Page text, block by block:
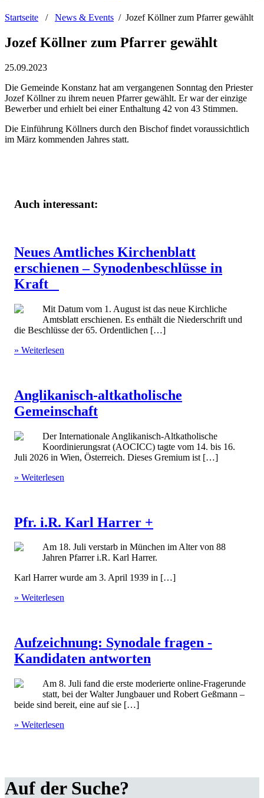
Startseite / News & Events / Jozef Köllner zum Pfarrer gewählt
Jozef Köllner zum Pfarrer gewählt
25.09.2023
Die Gemeinde Konstanz hat am vergangenen Sonntag den Priester
Jozef Köllner zu ihrem neuen Pfarrer gewählt. Er war der einzige
Bewerber und erhielt bei einer Enthaltung 42 von 43 Stimmen.
Die Einführung Köllners durch den Bischof findet voraussichtlich
im März kommenden Jahres statt.
Auch interessant:
Neues Amtliches Kirchenblatt
erschienen – Synodenbeschlüsse in
Kraft
Mit Datum vom 1. August ist das neue Kirchliche
Amtsblatt erschienen. Es enthält die Niederschrift und
die Beschlüsse der 65. Ordentlichen […]
» Weiterlesen
Anglikanisch-altkatholische
Gemeinschaft
Der Internationale Anglikanisch-Altkatholische
Koordinierungsrat (AOCICC) tagte vom 14. bis 16.
Juli 2026 in Wien, Österreich. Dieses Gremium ist […]
» Weiterlesen
Pfr. i.R. Karl Harrer +
Am 18. Juli verstarb in München im Alter von 88
Jahren Pfarrer i.R. Karl Harrer.
Karl Harrer wurde am 3. April 1939 in […]
» Weiterlesen
Aufzeichnung: Synodale fragen -
Kandidaten antworten
Am 8. Juli fand die erste moderierte online-Fragerunde
statt, bei der Walter Jungbauer und Robert Geßmann –
beide sind bereit, eine auf sie […]
» Weiterlesen
Auf der Suche?